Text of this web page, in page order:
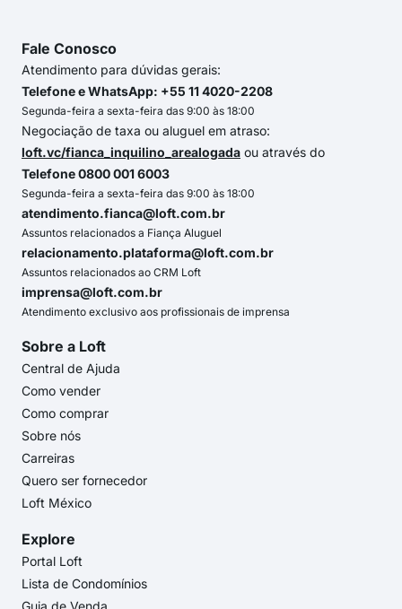
Fale Conosco
Atendimento para dúvidas gerais:
Telefone e WhatsApp: +55 11 4020-2208
Segunda-feira a sexta-feira das 9:00 às 18:00
Negociação de taxa ou aluguel em atraso:
loft.vc/fianca_inquilino_arealogada ou através do
Telefone 0800 001 6003
Segunda-feira a sexta-feira das 9:00 às 18:00
atendimento.fianca@loft.com.br
Assuntos relacionados a Fiança Aluguel
relacionamento.plataforma@loft.com.br
Assuntos relacionados ao CRM Loft
imprensa@loft.com.br
Atendimento exclusivo aos profissionais de imprensa
Sobre a Loft
Central de Ajuda
Como vender
Como comprar
Sobre nós
Carreiras
Quero ser fornecedor
Loft México
Explore
Portal Loft
Lista de Condomínios
Guia de Venda